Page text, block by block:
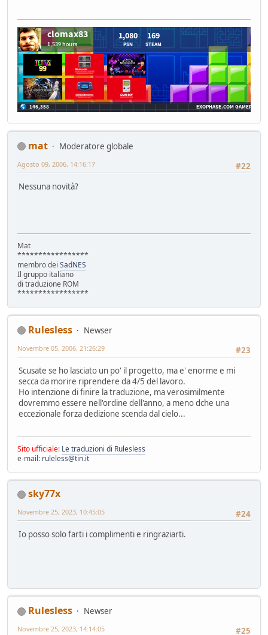
mat
Moderatore globale
#22
Agosto 09, 2006, 14:16:17
Nessuna novità?
Mat
*****************
membro dei SadNES
Il gruppo italiano
di traduzione ROM
*****************
Rulesless
Newser
#23
Novembre 05, 2006, 21:26:29
Scusate se ho lasciato un po' il progetto, ma e' enorme e mi
secca da morire riprendere da 4/5 del lavoro.
Ho intenzione di finire la traduzione, ma verosimilmente
dovremmo essere nell'ordine dell'anno, a meno dche una
eccezionale forza dedizione scenda dal cielo...
Sito ufficiale: Le traduzioni di Rulesless
e-mail: ruleless@tin.it
sky77x
#24
Novembre 25, 2023, 10:45:05
Io posso solo farti i complimenti e ringraziarti.
Rulesless
Newser
#25
Novembre 25, 2023, 14:14:05